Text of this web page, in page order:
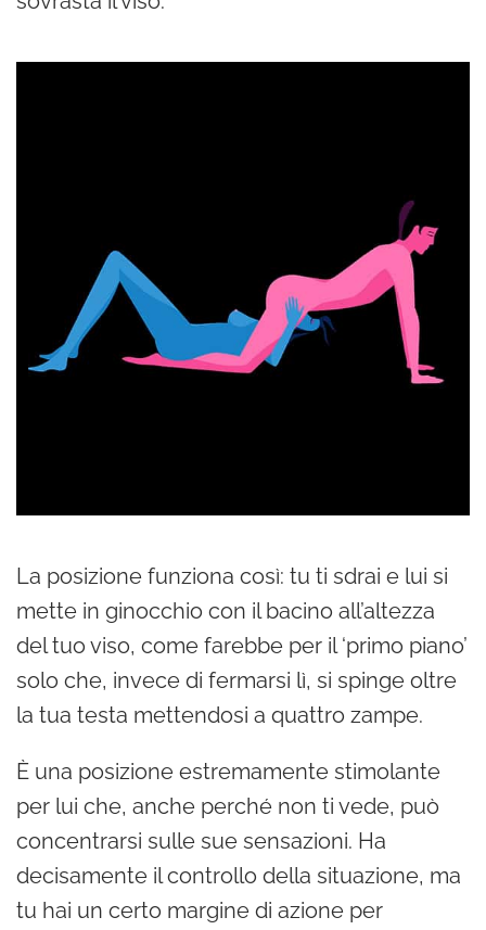
La posizione funziona così: tu ti sdrai e lui si
mette in ginocchio con il bacino all’altezza
del tuo viso, come farebbe per il ‘primo piano’
solo che, invece di fermarsi lì, si spinge oltre
la tua testa mettendosi a quattro zampe.
È una posizione estremamente stimolante
per lui che, anche perché non ti vede, può
concentrarsi sulle sue sensazioni. Ha
decisamente il controllo della situazione, ma
tu hai un certo margine di azione per